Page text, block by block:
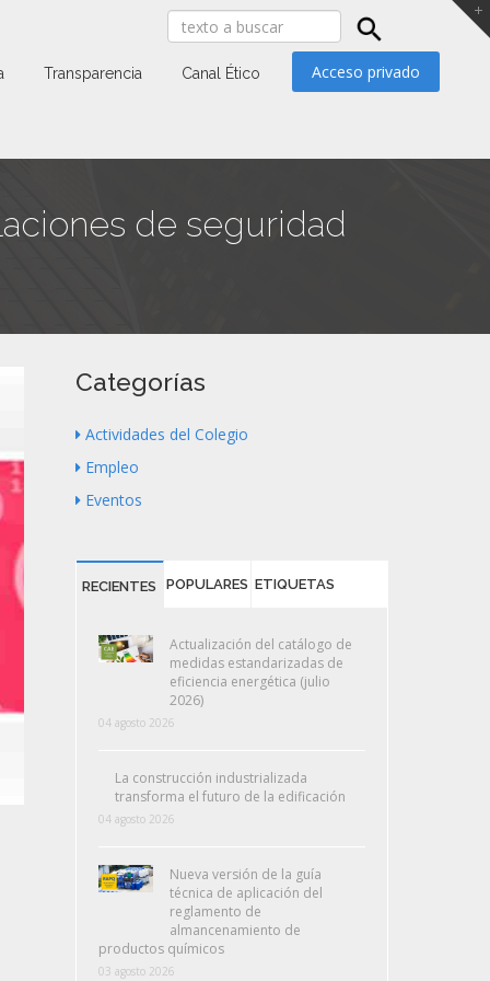
Transparencia Canal Ético Acceso privado
de seguridad
Categorías
Actividades del Colegio
Empleo
Eventos
RECIENTES POPULARES ETIQUETAS
Actualización del catálogo de
medidas estandarizadas de
eficiencia energética (julio
2026)
04 agosto 2026
La construcción industrializada
transforma el futuro de la edificación
04 agosto 2026
Nueva versión de la guía
técnica de aplicación del
reglamento de
almancenamiento de
productos químicos
03 agosto 2026